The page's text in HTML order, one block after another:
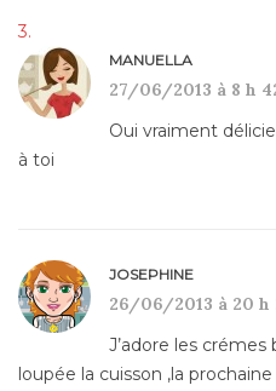
MANUELLA
27/06/2013 à 8 h
Oui vraiment
à toi
JOSEPHINE
26/06/2013 à 20 h
J’adore les crémes
loupée la cuisson ,la